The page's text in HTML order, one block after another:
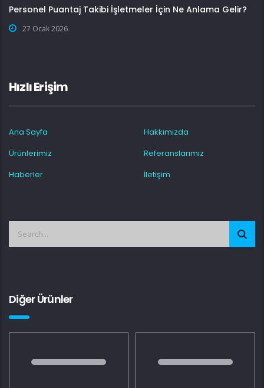
Personel Puantaj Takibi İşletmeler İçin Ne Anlama Gelir?
27 Ocak 2026
Hızlı Erişim
Ana Sayfa
Hakkımızda
Ürünlerimiz
Referanslarımız
Haberler
İletişim
Diğer Ürünler